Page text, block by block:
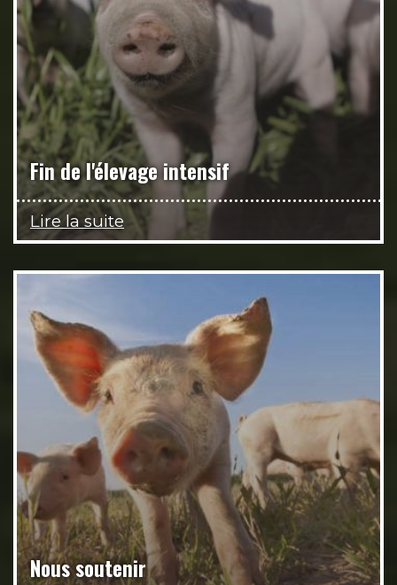
Fin de l'élevage intensif
Lire la suite
Nous soutenir